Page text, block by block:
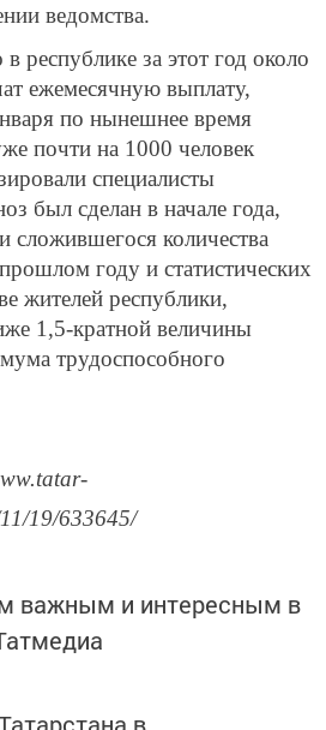
ведомства.
республике за этот год около
ежемесячную выплату,
по нынешнее время
почти на 1000 человек
специалисты
был сделан в начале года,
сложившегося количества
году и статистических
жителей республики,
1,5-кратной величины
трудоспособного
19/633645/
важным и интересным в